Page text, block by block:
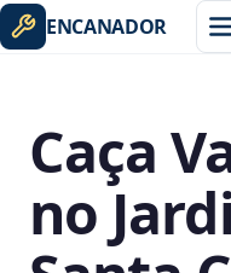
ENCANADOR
Caça
no